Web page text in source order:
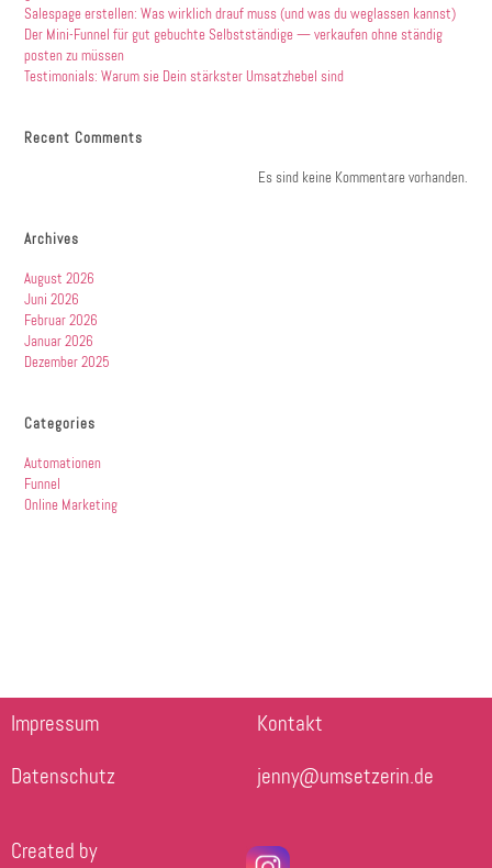
Salespage erstellen: Was wirklich drauf muss (und was du weglassen kannst)
Der Mini-Funnel für gut gebuchte Selbstständige — verkaufen ohne ständig
posten zu müssen
Testimonials: Warum sie Dein stärkster Umsatzhebel sind
Recent Comments
Es sind keine Kommentare vorhanden.
Archives
August 2026
Juni 2026
Februar 2026
Januar 2026
Dezember 2025
Categories
Automationen
Funnel
Online Marketing
Impressum
Datenschutz
Kontakt
jenny@umsetzerin.de
Created by